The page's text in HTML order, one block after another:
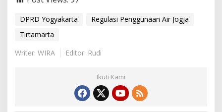
DPRD Yogyakarta
Regulasi Penggunaan Air Jogja
Tirtamarta
Writer: WIRA
Editor: Rudi
Ikuti Kami